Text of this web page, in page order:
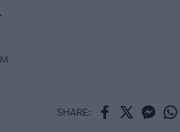
SHARE: